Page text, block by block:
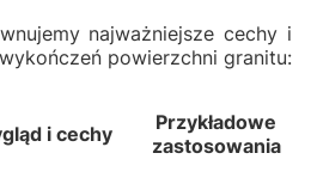
najważniejsze cechy i
powierzchni granitu:
i cechy
Przykładowe
zastosowania